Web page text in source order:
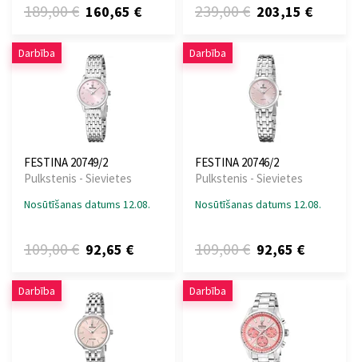
189,00 € 160,65 € 239,00 € 203,15 €
Darbība
FESTINA 20749/2
Pulkstenis - Sievietes
Nosūtīšanas datums 12.08.
109,00 € 92,65 €
Darbība
FESTINA 20746/2
Pulkstenis - Sievietes
Nosūtīšanas datums 12.08.
109,00 € 92,65 €
Darbība Darbība